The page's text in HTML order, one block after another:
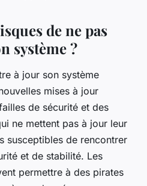
de ne pas
système ?
à jour son système
mises à jour
de sécurité et des
ne mettent pas à jour leur
susceptibles de rencontrer
et de stabilité. Les
permettre à des pirates